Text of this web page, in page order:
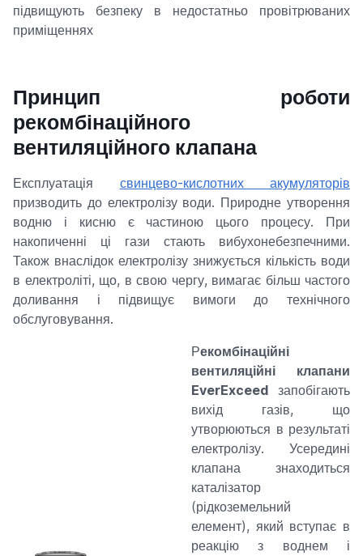
підвищують безпеку в недостатньо провітрюваних
приміщеннях
Принцип роботи
рекомбінаційного
вентиляційного клапана
Експлуатація свинцево-кислотних акумуляторів
призводить до електролізу води. Природне утворення
водню і кисню є частиною цього процесу. При
накопиченні ці гази стають вибухонебезпечними.
Також внаслідок електролізу знижується кількість води
в електроліті, що, в свою чергу, вимагає більш частого
доливання і підвищує вимоги до технічного
обслуговування.
Рекомбінаційні
вентиляційні клапани
EverExceed запобігають
вихід газів, що
утворюються в результаті
електролізу. Усередині
клапана знаходиться
каталізатор
(рідкоземельний
елемент), який вступає в
реакцію з воднем і